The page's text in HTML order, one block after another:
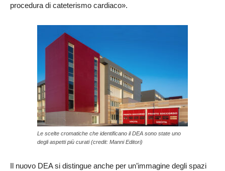
procedura di cateterismo cardiaco».
Le scelte cromatiche che identificano il DEA sono state uno
degli aspetti più curati (credit: Manni Editori)
Il nuovo DEA si distingue anche per un’immagine degli spazi